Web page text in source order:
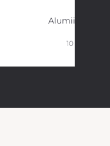
Alumiinifolio
10 m